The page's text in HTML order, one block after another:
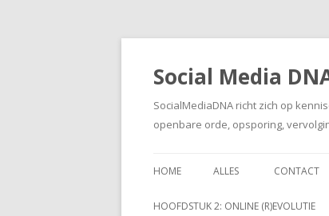
Social Media
SocialMediaDNA richt zich op
openbare orde, opsporing,
HOME ALLES CONTACT
HOOFDSTUK 2: ONLINE (R)EVOLUTIE